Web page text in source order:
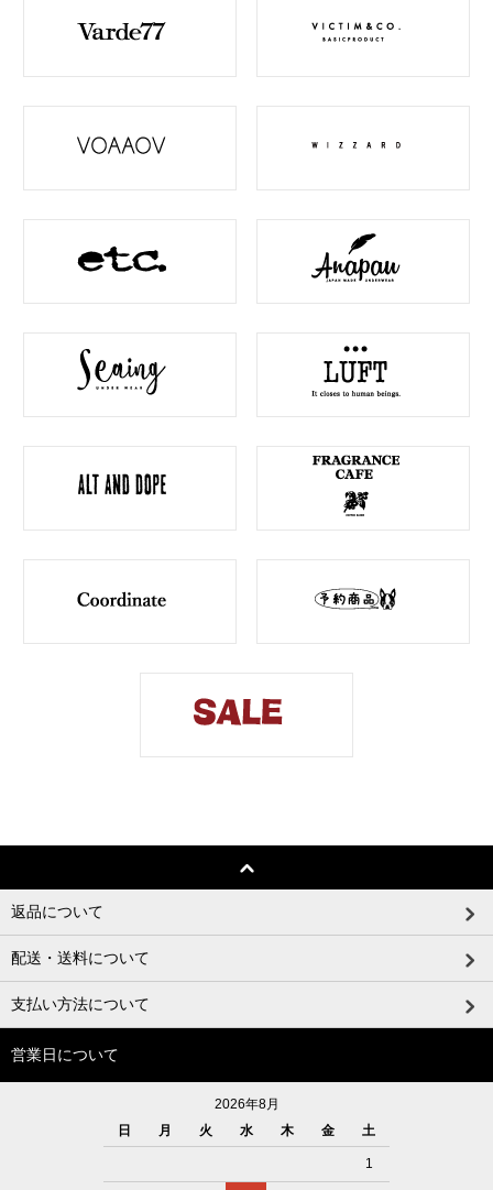
返品について
配送・送料について
支払い方法について
営業日について
2026年8月
日
月 火 水 木 金 土
1